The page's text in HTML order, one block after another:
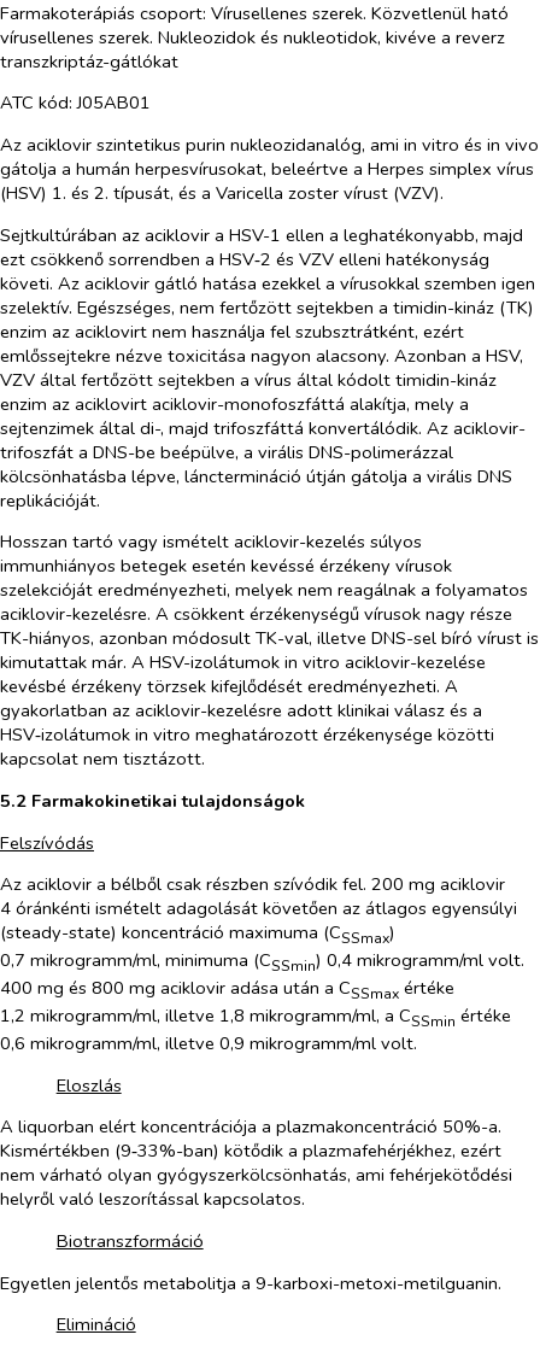
Farmakoterápiás csoport: Vírusellenes szerek. Közvetlenül ható
vírusellenes szerek. Nukleozidok és nukleotidok, kivéve a reverz
transzkriptáz-gátlókat
ATC kód: J05AB01
Az aciklovir szintetikus purin nukleozidanalóg, ami in vitro és in vivo
gátolja a humán herpesvírusokat, beleértve a Herpes simplex vírus
(HSV) 1. és 2. típusát, és a Varicella zoster vírust (VZV).
Sejtkultúrában az aciklovir a HSV-1 ellen a leghatékonyabb, majd
ezt csökkenő sorrendben a HSV‑2 és VZV elleni hatékonyság
követi. Az aciklovir gátló hatása ezekkel a vírusokkal szemben igen
szelektív. Egészséges, nem fertőzött sejtekben a timidin-kináz (TK)
enzim az aciklovirt nem használja fel szubsztrátként, ezért
emlőssejtekre nézve toxicitása nagyon alacsony. Azonban a HSV,
VZV által fertőzött sejtekben a vírus által kódolt timidin-kináz
enzim az aciklovirt aciklovir-monofoszfáttá alakítja, mely a
sejtenzimek által di-, majd trifoszfáttá konvertálódik. Az aciklovir-
trifoszfát a DNS-be beépülve, a virális DNS-polimerázzal
kölcsönhatásba lépve, lánctermináció útján gátolja a virális DNS
replikációját.
Hosszan tartó vagy ismételt aciklovir-kezelés súlyos
immunhiányos betegek esetén kevéssé érzékeny vírusok
szelekcióját eredményezheti, melyek nem reagálnak a folyamatos
aciklovir-kezelésre. A csökkent érzékenységű vírusok nagy része
TK-hiányos, azonban módosult TK-val, illetve DNS-sel bíró vírust is
kimutattak már. A HSV-izolátumok in vitro aciklovir-kezelése
kevésbé érzékeny törzsek kifejlődését eredményezheti. A
gyakorlatban az aciklovir-kezelésre adott klinikai válasz és a
HSV‑izolátumok in vitro meghatározott érzékenysége közötti
kapcsolat nem tisztázott.
5.2 Farmakokinetikai tulajdonságok
Felszívódás
Az aciklovir a bélből csak részben szívódik fel. 200 mg aciklovir
4 óránkénti ismételt adagolását követően az átlagos egyensúlyi
(steady-state) koncentráció maximuma (CSSmax)
0,7 mikrogramm/ml, minimuma (CSSmin) 0,4 mikrogramm/ml volt.
400 mg és 800 mg aciklovir adása után a CSSmax értéke
1,2 mikrogramm/ml, illetve 1,8 mikrogramm/ml, a CSSmin értéke
0,6 mikrogramm/ml, illetve 0,9 mikrogramm/ml volt.
Eloszlás
A liquorban elért koncentrációja a plazmakoncentráció 50%-a.
Kismértékben (9‑33%-ban) kötődik a plazmafehérjékhez, ezért
nem várható olyan gyógyszerkölcsönhatás, ami fehérjekötődési
helyről való leszorítással kapcsolatos.
Biotranszformáció
Egyetlen jelentős metabolitja a 9-karboxi-metoxi-metilguanin.
Elimináció